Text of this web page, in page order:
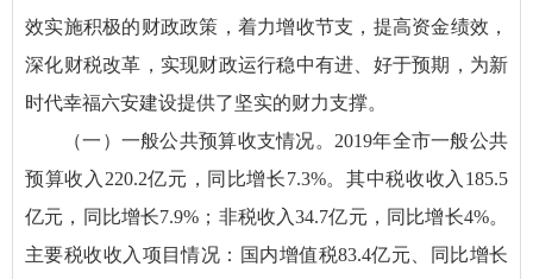
效实施积极的财政政策，着力增收节支，提高资金绩效，
深化财税改革，实现财政运行稳中有进、好于预期，为新
时代幸福六安建设提供了坚实的财力支撑。
（一）一般公共预算收支情况。2019年全市一般公共
预算收入220.2亿元，同比增长7.3%。其中税收收入185.5
亿元，同比增长7.9%；非税收入34.7亿元，同比增长4%。
主要税收收入项目情况：国内增值税83.4亿元、同比增长